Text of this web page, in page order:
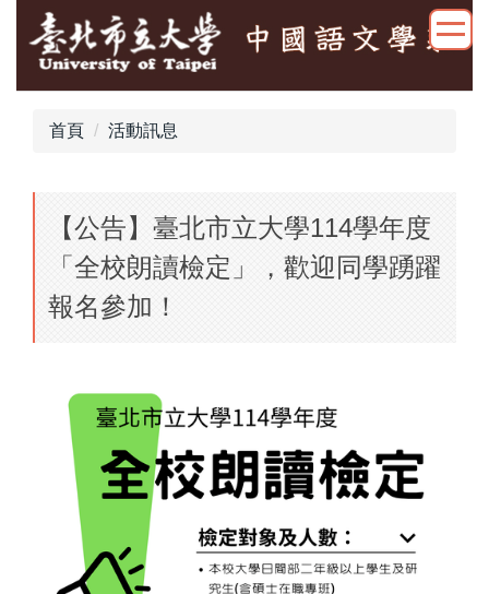
要
首頁 活動訊息
【公告】臺北市立大學114學年度
「全校朗讀檢定」，歡迎同學踴躍
報名參加！